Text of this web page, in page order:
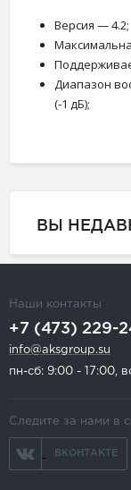
Версия — 4.2;
Диапазон
(-1 дБ);
ВЫ
Наши контакты
+7 (473) 229-
info@aksgroup.su
пн-сб: 9:00 - 17:00,
Следите за нами в
ВКОНТАКТЕ